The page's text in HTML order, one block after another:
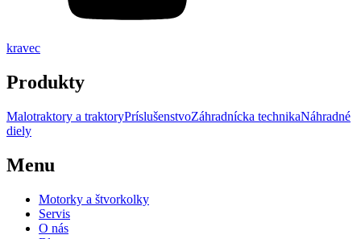
kravec
Produkty
Malotraktory a traktoryPríslušenstvoZáhradnícka technikaNáhradné
diely
Menu
Motorky a štvorkolky
Servis
O nás